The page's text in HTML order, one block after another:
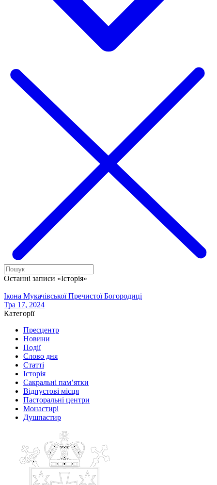
Останні записи «Історія»
Ікона Мукачівської Пречистої Богородиці
Тра 17, 2024
Категорії
Пресцентр
Новини
Події
Слово дня
Статті
Історія
Сакральні пам’ятки
Відпустові місця
Пасторальні центри
Монастирі
Душпастир